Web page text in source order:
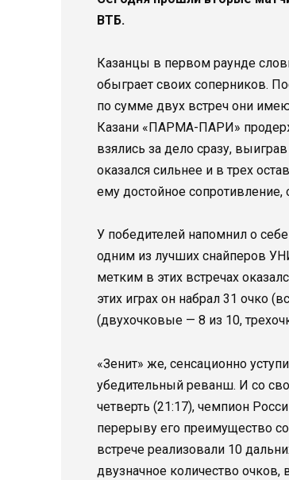
ВТБ.
Казанцы в первом раунде
обыграет своих соперников.
по сумме двух встреч они
Казани «ПАРМА-ПАРИ»
взялись за дело сразу,
оказался сильнее и в трех
ему достойное
У победителей напомнил о
одним из лучших снайперов
метким в этих встречах
этих играх он набрал 31 очко
(двухочковые — 8 из 10,
«Зенит» же, сенсационно
убедительный реванш. И со
четверть (21:17), чемпион
перерыву его преимущество
встрече реализовали 10
двузначное количество очков,